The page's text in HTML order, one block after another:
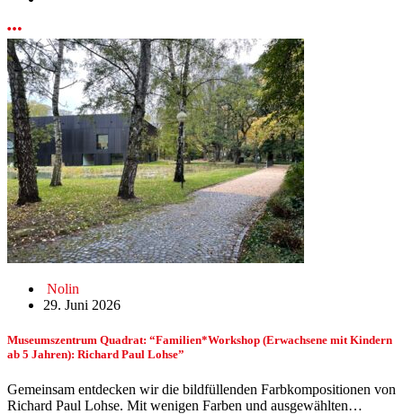
Nolin
29. Juni 2026
Museumszentrum Quadrat: “Familien*Workshop (Erwachsene mit Kindern
ab 5 Jahren): Richard Paul Lohse”
Gemeinsam entdecken wir die bildfüllenden Farbkompositionen von
Richard Paul Lohse. Mit wenigen Farben und ausgewählten…